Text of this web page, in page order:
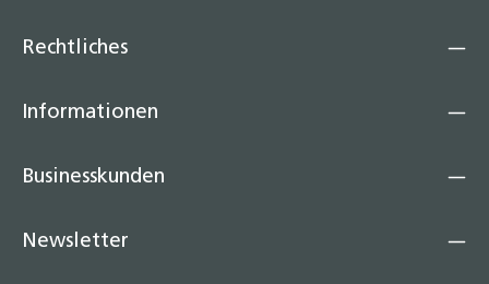
Rechtliches
Informationen
Businesskunden
Newsletter